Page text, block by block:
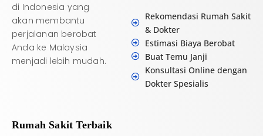
di Indonesia yang
akan membantu
perjalanan berobat
Anda ke Malaysia
menjadi lebih mudah.
Rekomendasi Rumah Sakit
& Dokter
Estimasi Biaya Berobat
Buat Temu Janji
Konsultasi Online dengan
Dokter Spesialis
Rumah Sakit Terbaik